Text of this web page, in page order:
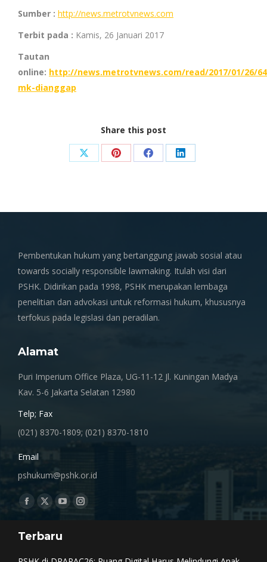
Sumber : http://news.metrotvnews.com
Terbit pada : Kamis, 26 Januari 2017
Tautan
online: http://news.metrotvnews.com/read/2017/01/26/
mk-dianggap
Share this post
Share Share Share Share
Pembentukan hukum yang bertanggung jawab sosial atau
towards socially responsible lawmaking. Itulah visi dari
PSHK. Didirikan pada 1998, PSHK merupakan lembaga
penelitian dan advokasi untuk reformasi hukum, khususnya
terfokus pada legislasi dan peradilan.
Alamat
Puri Imperium Office Plaza, UG-11-12 Jl. Kuningan Madya
Kav. 5-6 Jakarta Selatan 12980
Telp; Fax
(021) 8370-1809; (021) 8370-1810
Email
pshukum@pshk.or.id
Find us on:
Facebook
opens
X
opens
YouTube
opens
Instagram
Terbaru